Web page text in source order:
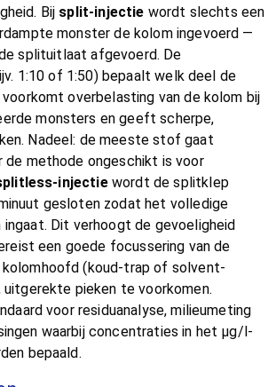
Bij split-injectie wordt slechts een
monster de kolom ingevoerd —
splituitlaat afgevoerd. De
1:10 of 1:50) bepaalt welk deel de
overbelasting van de kolom bij
monsters en geeft scherpe,
Nadeel: de meeste stof gaat
de methode ongeschikt is voor
injectiewordt de splitklep
gesloten zodat het volledige
Dit verhoogt de gevoeligheid
een goede focussering van de
kolomhoofd (koud-trap of solvent-
pieken te voorkomen.
voor residuanalyse, milieumeting
waarbij concentraties in het µg/l-
bepaald.